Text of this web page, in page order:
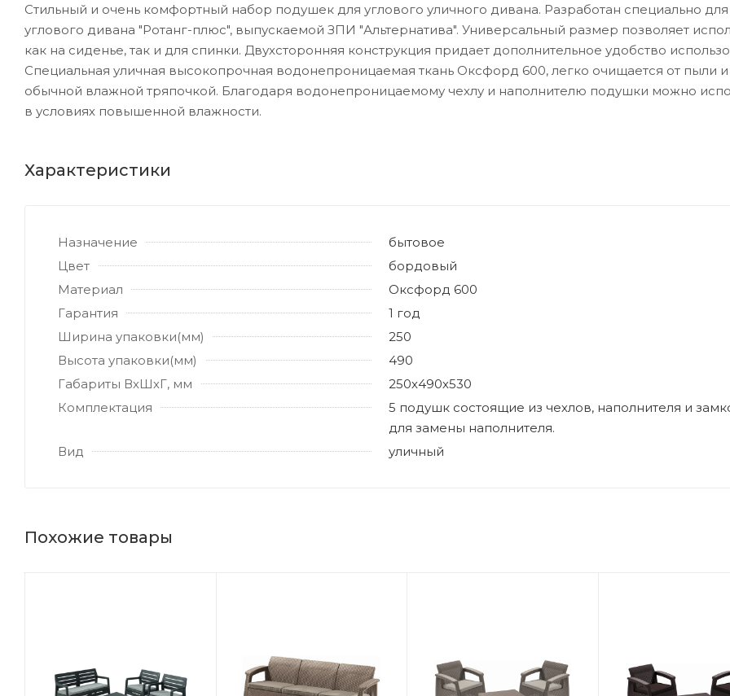
Стильный и очень комфортный набор подушек для углового уличного дивана. Разработан специально для
углового дивана "Ротанг-плюс", выпускаемой ЗПИ "Альтернатива". Универсальный размер позволяет
как на сиденье, так и для спинки. Двухсторонняя конструкция придает дополнительное удобство
Специальная уличная высокопрочная водонепроницаемая ткань Оксфорд 600, легко очищается от пыли и
обычной влажной тряпочкой. Благодаря водонепроницаемому чехлу и наполнителю подушки можно
в условиях повышенной влажности.
Характеристики
Назначение
бытовое
Цвет
бордовый
Материал
Оксфорд 600
Гарантия
1 год
Ширина упаковки(мм)
250
Высота упаковки(мм)
490
Габариты ВхШхГ, мм
250х490х530
Комплектация
5 подушк состоящие из чехлов, наполнителя и
для замены наполнителя.
Вид
уличный
Похожие товары